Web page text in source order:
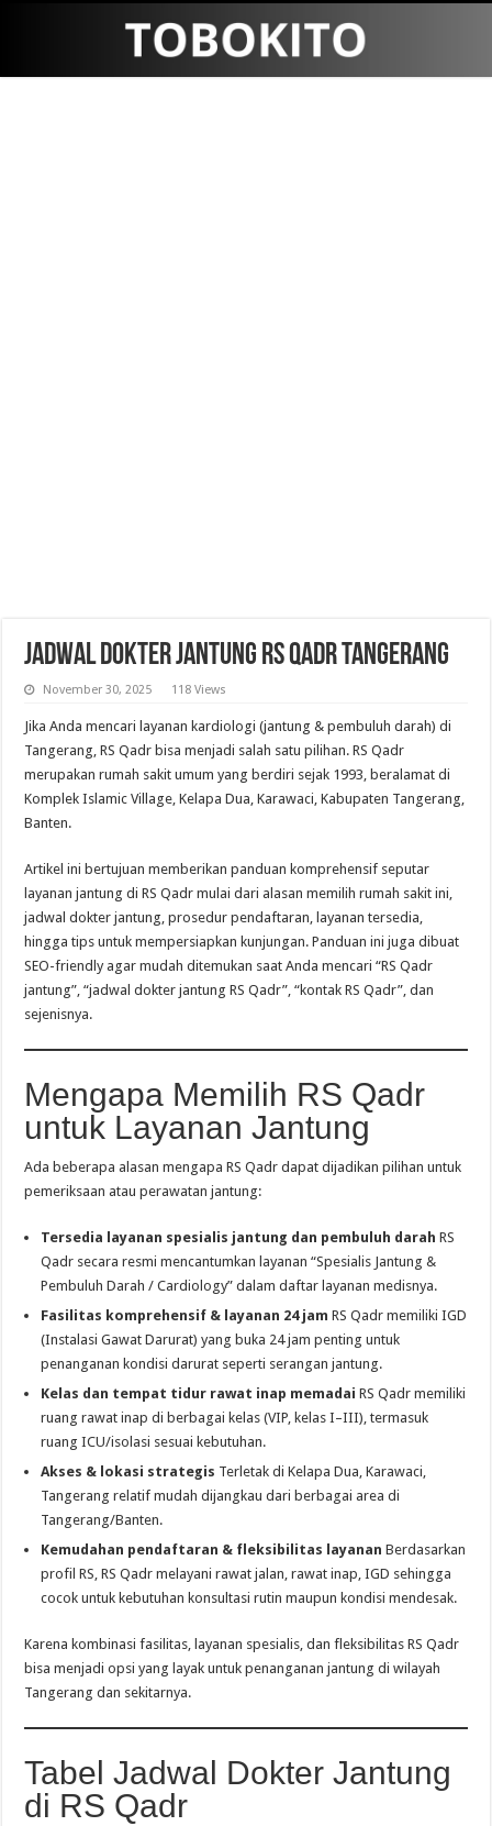
Jadwal Dokter Jantung RS Qadr Tangerang
November 30, 2025 118 Views
Jika Anda mencari layanan kardiologi (jantung & pembuluh darah) di
Tangerang, RS Qadr bisa menjadi salah satu pilihan. RS Qadr
merupakan rumah sakit umum yang berdiri sejak 1993, beralamat di
Komplek Islamic Village, Kelapa Dua, Karawaci, Kabupaten Tangerang,
Banten.
Artikel ini bertujuan memberikan panduan komprehensif seputar
layanan jantung di RS Qadr mulai dari alasan memilih rumah sakit ini,
jadwal dokter jantung, prosedur pendaftaran, layanan tersedia,
hingga tips untuk mempersiapkan kunjungan. Panduan ini juga dibuat
SEO-friendly agar mudah ditemukan saat Anda mencari “RS Qadr
jantung”, “jadwal dokter jantung RS Qadr”, “kontak RS Qadr”, dan
sejenisnya.
Mengapa Memilih RS Qadr
untuk Layanan Jantung
Ada beberapa alasan mengapa RS Qadr dapat dijadikan pilihan untuk
pemeriksaan atau perawatan jantung:
Tersedia layanan spesialis jantung dan pembuluh darah RS
Qadr secara resmi mencantumkan layanan “Spesialis Jantung &
Pembuluh Darah / Cardiology” dalam daftar layanan medisnya.
Fasilitas komprehensif & layanan 24 jam RS Qadr memiliki IGD
(Instalasi Gawat Darurat) yang buka 24 jam penting untuk
penanganan kondisi darurat seperti serangan jantung.
Kelas dan tempat tidur rawat inap memadai RS Qadr memiliki
ruang rawat inap di berbagai kelas (VIP, kelas I–III), termasuk
ruang ICU/isolasi sesuai kebutuhan.
Akses & lokasi strategis Terletak di Kelapa Dua, Karawaci,
Tangerang relatif mudah dijangkau dari berbagai area di
Tangerang/Banten.
Kemudahan pendaftaran & fleksibilitas layanan Berdasarkan
profil RS, RS Qadr melayani rawat jalan, rawat inap, IGD sehingga
cocok untuk kebutuhan konsultasi rutin maupun kondisi mendesak.
Karena kombinasi fasilitas, layanan spesialis, dan fleksibilitas RS Qadr
bisa menjadi opsi yang layak untuk penanganan jantung di wilayah
Tangerang dan sekitarnya.
Tabel Jadwal Dokter Jantung
di RS Qadr